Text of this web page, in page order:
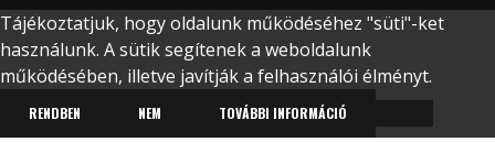
Tájékoztatjuk, hogy oldalunk működéséhez "süti"-ket
használunk. A sütik segítenek a weboldalunk
működésében, illetve javítják a felhasználói élményt.
RENDBEN NEM TOVÁBBI INFORMÁCIÓ